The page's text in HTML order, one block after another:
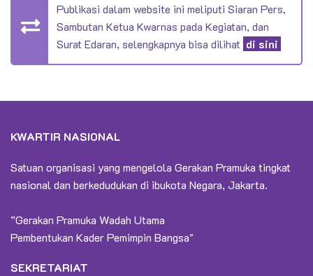
Publikasi dalam website ini meliputi Siaran Pers,
Sambutan Ketua Kwarnas pada Kegiatan, dan
Surat Edaran, selengkapnya bisa dilihat di sini
KWARTIR NASIONAL
Satuan organisasi yang mengelola Gerakan Pramuka tingkat
nasional dan berkedudukan di ibukota Negara, Jakarta.
”Gerakan Pramuka Wadah Utama
Pembentukan Kader Pemimpin Bangsa"
SEKRETARIAT